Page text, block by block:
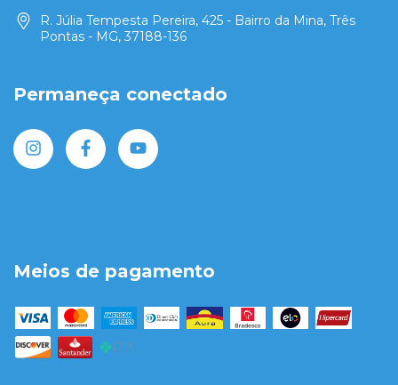
R. Júlia Tempesta Pereira, 425 - Bairro da Mina, Três
Pontas - MG, 37188-136
Permaneça conectado
Meios de pagamento